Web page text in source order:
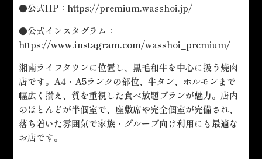
●公式HP： https://premium.wasshoi.jp/
●公式インスタグラム：
https://www.instagram.com/wasshoi_premium/
湘南ライフタウンに位置し、黒毛和牛を中心に扱う焼肉
店です。A4・A5ランクの部位、牛タン、ホルモンまで
幅広く揃え、質を重視した食べ放題プランが魅力。店内
のほとんどが半個室で、座敷席や完全個室が完備され、
落ち着いた雰囲気で家族・グループ向け利用にも最適な
お店です。